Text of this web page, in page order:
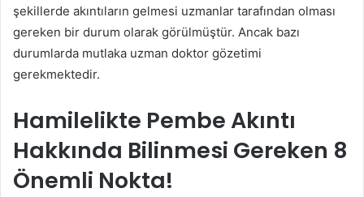
şekillerde akıntıların gelmesi uzmanlar tarafından olması
gereken bir durum olarak görülmüştür. Ancak bazı
durumlarda mutlaka uzman doktor gözetimi
gerekmektedir.
Hamilelikte Pembe Akıntı
Hakkında Bilinmesi Gereken 8
Önemli Nokta!